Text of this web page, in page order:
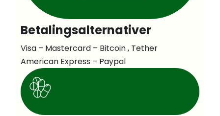
Betalingsalternativer
Visa – Mastercard – Bitcoin , Tether
American Express – Paypal